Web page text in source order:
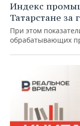
Индекс
Татарстане за
При этом
обрабатывающих